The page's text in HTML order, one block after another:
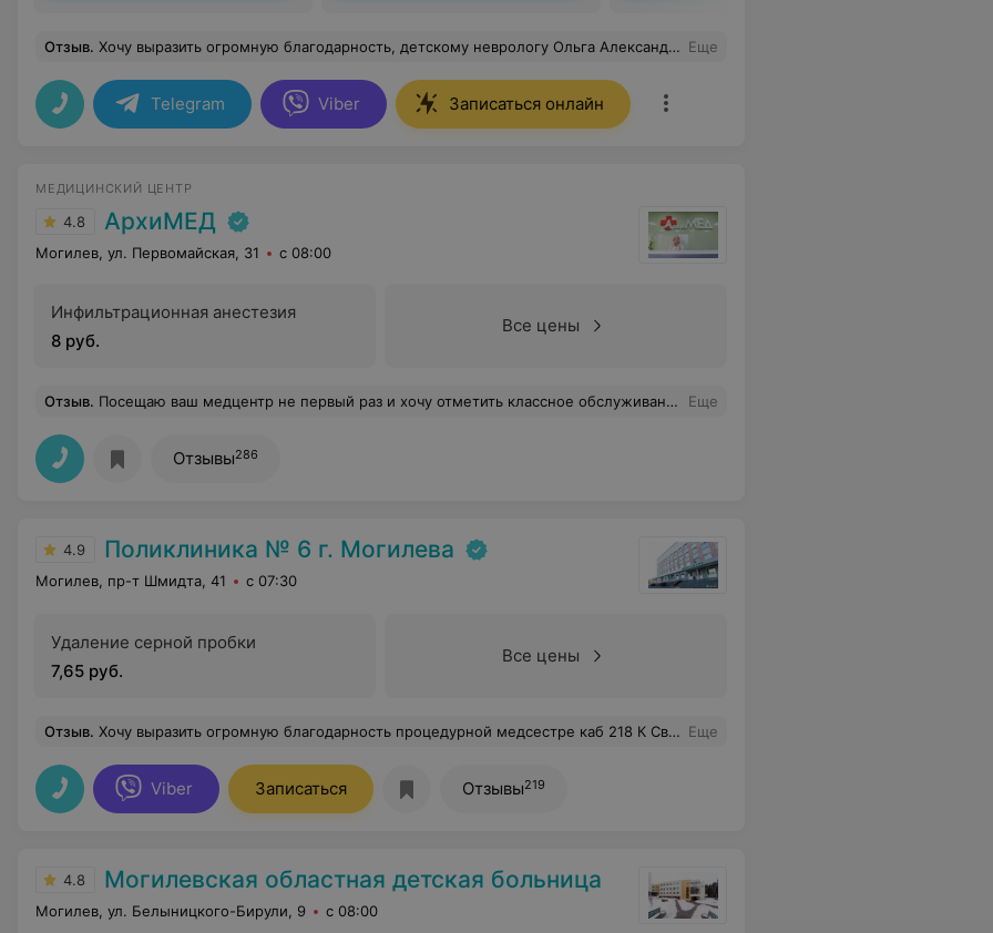
Отзыв. Хочу выразить огромную благодарность, детскому неврологу Ольга Александровна Лузанова, лучшая в городе Могилёве! Только у неё мы нашли ответы на свои вопросы, она не просто смотрит ребёнка, она даёт чёткие инструкции, объясняет, подсказывает, направляет родителя, не даёт терять надежду! Огромная благодарность и уважение, желаем больше благодарных и исполнительных родителей! Еще
Telegram Viber Записаться онлайн
МЕДИЦИНСКИЙ ЦЕНТР
4.8 АрхиМЕД
Могилев, ул. Первомайская, 31 с 08:00
Инфильтрационная анестезия
8 руб.
Все цены
Отзыв. Посещаю ваш медцентр не первый раз и хочу отметить классное обслуживание, прекрасный сервис и квалифицированных специалистов, которые всегда подробно ответят на все вопросы, все подробно объяснят. Рекомендую! Еще
Отзывы286
4.9 Поликлиника № 6 г. Могилева
Могилев, пр-т Шмидта, 41 с 07:30
Удаление серной пробки
7,65 руб.
Все цены
Отзыв. Хочу выразить огромную благодарность процедурной медсестре каб 218 К Светлане Григорьевне за ее высокий професионализм, за чуткость, внимательность и заботу о пациенте. А так же выразить благодарность врачам Е Татьяне К и П Ульяне Александровне. Спасибо вам за вашу заботу и внимательное отношение к больным, за вашу чуткость и понимание. Побольше бы таких врачей и медсестер. Спасибо огромное. Еще
Viber Записаться Отзывы219
4.8 Могилевская областная детская больница
Могилев, ул. Белыницкого-Бирули, 9 с 08:00